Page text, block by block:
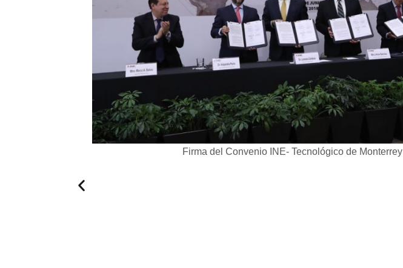
Firma del Convenio INE- Tecnológico de Monterrey